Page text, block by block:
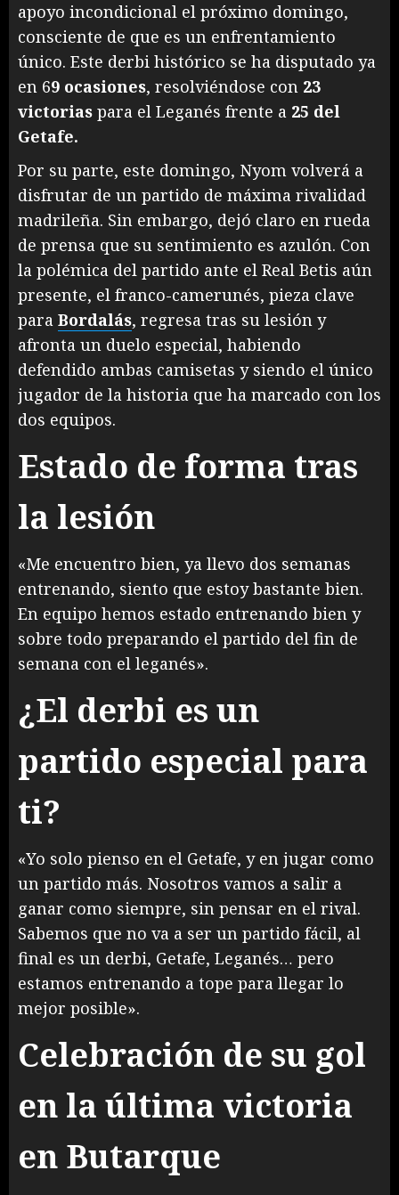
apoyo incondicional el próximo domingo,
consciente de que es un enfrentamiento
único. Este derbi histórico se ha disputado ya
en 69 ocasiones, resolviéndose con 23
victorias para el Leganés frente a 25 del
Getafe.
Por su parte, este domingo, Nyom volverá a
disfrutar de un partido de máxima rivalidad
madrileña. Sin embargo, dejó claro en rueda
de prensa que su sentimiento es azulón. Con
la polémica del partido ante el Real Betis aún
presente, el franco-camerunés, pieza clave
para Bordalás, regresa tras su lesión y
afronta un duelo especial, habiendo
defendido ambas camisetas y siendo el único
jugador de la historia que ha marcado con los
dos equipos.
Estado de forma tras
la lesión
«Me encuentro bien, ya llevo dos semanas
entrenando, siento que estoy bastante bien.
En equipo hemos estado entrenando bien y
sobre todo preparando el partido del fin de
semana con el leganés».
¿El derbi es un
partido especial para
ti?
«Yo solo pienso en el Getafe, y en jugar como
un partido más. Nosotros vamos a salir a
ganar como siempre, sin pensar en el rival.
Sabemos que no va a ser un partido fácil, al
final es un derbi, Getafe, Leganés… pero
estamos entrenando a tope para llegar lo
mejor posible».
Celebración de su gol
en la última victoria
en Butarque